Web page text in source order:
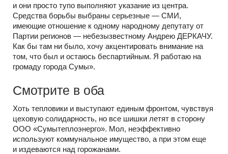
и они просто тупо выполняют указание из центра.
Средства борьбы выбраны серьезные — СМИ,
имеющие отношение к одному народному депутату от
Партии регионов — небезызвестному Андрею ДЕРКАЧУ.
Как бы там ни было, хочу акцентировать внимание на
том, что был и остаюсь беспартийным. Я работаю на
громаду города Сумы».
Смотрите в оба
Хоть тепловики и выступают единым фронтом, чувствуя
цеховую солидарность, но все шишки летят в сторону
ООО «Сумытеплоэнерго». Мол, неэффективно
используют коммунальное имущество, а при этом еще
и издеваются над горожанами.